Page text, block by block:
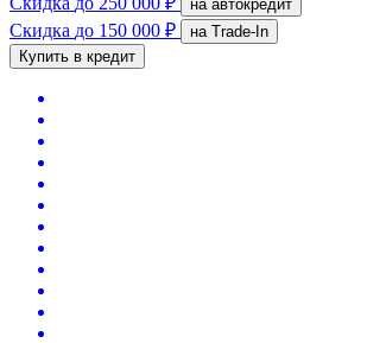
на автокредит
Скидка до 150 000 ₽
на Trade-In
Купить в кредит